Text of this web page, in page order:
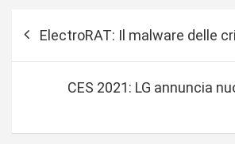
ElectroRAT: Il malware delle
CES 2021: LG annuncia